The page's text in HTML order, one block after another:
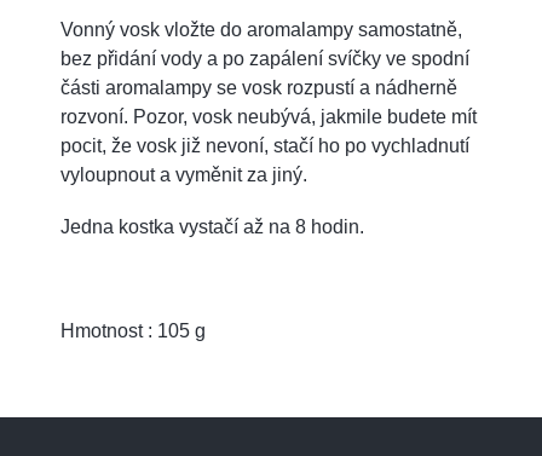
Vonný vosk vložte do aromalampy samostatně,
bez přidání vody a po zapálení svíčky ve spodní
části aromalampy se vosk rozpustí a nádherně
rozvoní. Pozor, vosk neubývá, jakmile budete mít
pocit, že vosk již nevoní, stačí ho po vychladnutí
vyloupnout a vyměnit za jiný.
Jedna kostka vystačí až na 8 hodin.
Hmotnost : 105 g